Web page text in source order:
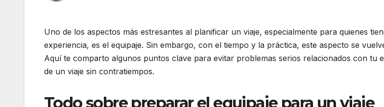
Uno de los aspectos más estresantes al planificar un viaje, especialmente para quienes
experiencia, es el equipaje. Sin embargo, con el tiempo y la práctica, este aspecto se
Aquí te comparto algunos puntos clave para evitar problemas serios relacionados con tu
de un viaje sin contratiempos.
Todo sobre preparar el equipaje para un viaje